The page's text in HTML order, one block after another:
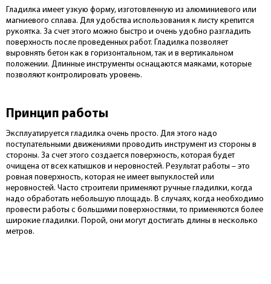
Гладилка имеет узкую форму, изготовленную из алюминиевого или
магниевого сплава. Для удобства использования к листу крепится
рукоятка. За счет этого можно быстро и очень удобно разгладить
поверхность после проведенных работ. Гладилка позволяет
выровнять бетон как в горизонтальном, так и в вертикальном
положении. Длинные инструменты оснащаются маяками, которые
позволяют контролировать уровень.
Принцип работы
Эксплуатируется гладилка очень просто. Для этого надо
поступательными движениями проводить инструмент из стороны в
стороны. За счет этого создается поверхность, которая будет
очищена от всех катышков и неровностей. Результат работы – это
ровная поверхность, которая не имеет выпуклостей или
неровностей. Часто строители применяют ручные гладилки, когда
надо обработать небольшую площадь. В случаях, когда необходимо
провести работы с большими поверхностями, то применяются более
широкие гладилки. Порой, они могут достигать длины в несколько
метров.